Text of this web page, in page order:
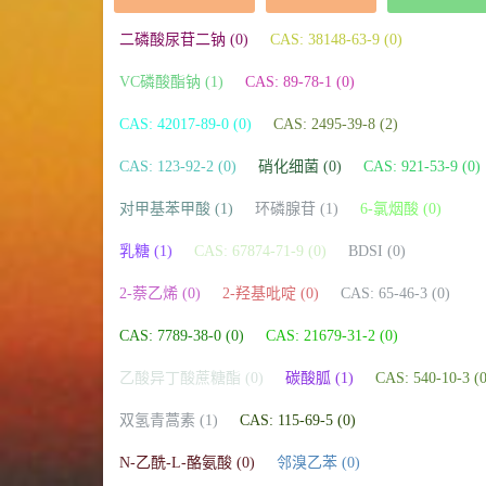
二磷酸尿苷二钠 (0) CAS: 38148-63-9 (0)
VC磷酸酯钠 (1) CAS: 89-78-1 (0)
CAS: 42017-89-0 (0) CAS: 2495-39-8 (2)
CAS: 123-92-2 (0) 硝化细菌 (0) CAS: 921-53-9 (0)
对甲基苯甲酸 (1) 环磷腺苷 (1) 6-氯烟酸 (0)
乳糖 (1) CAS: 67874-71-9 (0) BDSI (0)
2-萘乙烯 (0) 2-羟基吡啶 (0) CAS: 65-46-3 (0)
CAS: 7789-38-0 (0) CAS: 21679-31-2 (0)
乙酸异丁酸蔗糖酯 (0) 碳酸胍 (1) CAS: 540-10-3
双氢青蒿素 (1) CAS: 115-69-5 (0)
N-乙酰-L-酪氨酸 (0) 邻溴乙苯 (0)